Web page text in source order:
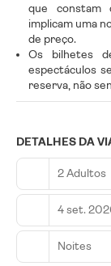
que constam
implicam uma
de preço.
Os bilhetes
espectáculos
reserva, não
DETALHES DA
2 Adultos
4 set.
Noites